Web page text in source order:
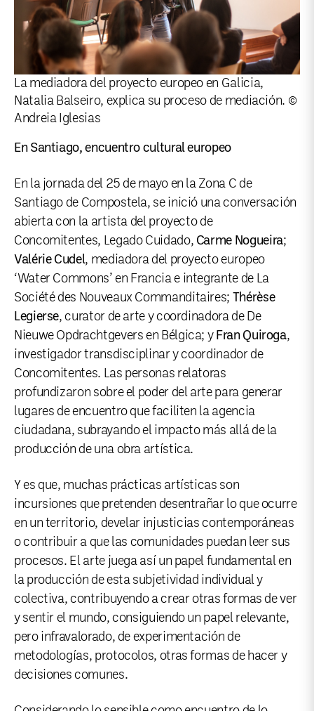
La mediadora del proyecto europeo en Galicia,
Natalia Balseiro, explica su proceso de mediación. ©
Andreia Iglesias
En Santiago, encuentro cultural europeo
En la jornada del 25 de mayo en la Zona C de
Santiago de Compostela, se inició una conversación
abierta con la artista del proyecto de
Concomitentes, Legado Cuidado, Carme Nogueira;
Valérie Cudel, mediadora del proyecto europeo
‘Water Commons’ en Francia e integrante de La
Société des Nouveaux Commanditaires; Thérèse
Legierse, curator de arte y coordinadora de De
Nieuwe Opdrachtgevers en Bélgica; y Fran Quiroga,
investigador transdisciplinar y coordinador de
Concomitentes. Las personas relatoras
profundizaron sobre el poder del arte para generar
lugares de encuentro que faciliten la agencia
ciudadana, subrayando el impacto más allá de la
producción de una obra artística.
Y es que, muchas prácticas artísticas son
incursiones que pretenden desentrañar lo que ocurre
en un territorio, develar injusticias contemporáneas
o contribuir a que las comunidades puedan leer sus
procesos. El arte juega así un papel fundamental en
la producción de esta subjetividad individual y
colectiva, contribuyendo a crear otras formas de ver
y sentir el mundo, consiguiendo un papel relevante,
pero infravalorado, de experimentación de
metodologías, protocolos, otras formas de hacer y
decisiones comunes.